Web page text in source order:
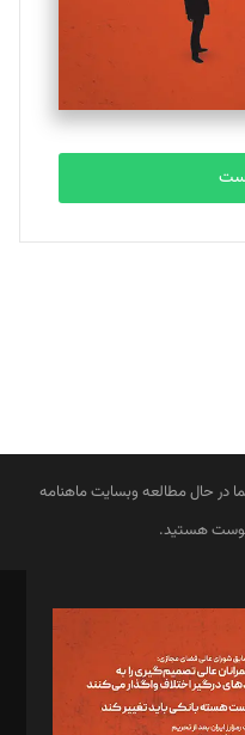
در حال مطالعه وبسایت ماهنامه
هستید.